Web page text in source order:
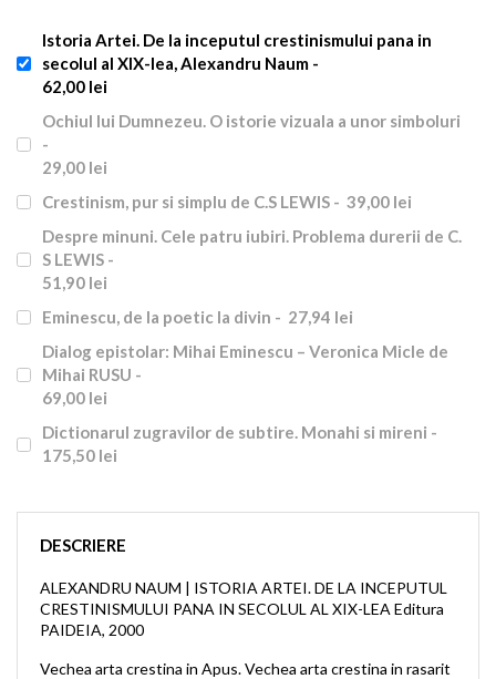
Istoria Artei. De la inceputul crestinismului pana in
secolul al XIX-lea, Alexandru Naum -
62,00 lei
Ochiul lui Dumnezeu. O istorie vizuala a unor simboluri
-
29,00 lei
Crestinism, pur si simplu de C.S LEWIS - 39,00 lei
Despre minuni. Cele patru iubiri. Problema durerii de C.
S LEWIS -
51,90 lei
Eminescu, de la poetic la divin - 27,94 lei
Dialog epistolar: Mihai Eminescu – Veronica Micle de
Mihai RUSU -
69,00 lei
Dictionarul zugravilor de subtire. Monahi si mireni -
175,50 lei
DESCRIERE
ALEXANDRU NAUM | ISTORIA ARTEI. DE LA INCEPUTUL
CRESTINISMULUI PANA IN SECOLUL AL XIX-LEA Editura
PAIDEIA, 2000
Vechea arta crestina in Apus. Vechea arta crestina in rasarit